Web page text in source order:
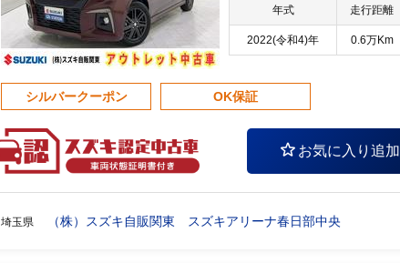
年式 走行距離
2022(令和4)年 0.6万Km
シルバークーポン OK保証
お気に入り追加
埼玉県 （株）スズキ自販関東 スズキアリーナ春日部中央